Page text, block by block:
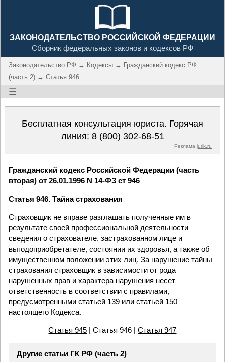
ЗАКОНОДАТЕЛЬСТВО РОССИЙСКОЙ ФЕДЕРАЦИИ
Сборник федеральных законов и кодексов РФ
Законодательство РФ → Кодексы → Гражданский кодекс РФ
(часть 2) → Статья 946
☰
Бесплатная консультация юриста. Горячая
линия: 8 (800) 302-68-51
Реклама jurik.ru
Гражданский кодекс Российской Федерации (часть
вторая) от 26.01.1996 N 14-ФЗ ст 946
Статья 946. Тайна страхования
Страховщик не вправе разглашать полученные им в
результате своей профессиональной деятельности
сведения о страхователе, застрахованном лице и
выгодоприобретателе, состоянии их здоровья, а также об
имущественном положении этих лиц. За нарушение тайны
страхования страховщик в зависимости от рода
нарушенных прав и характера нарушения несет
ответственность в соответствии с правилами,
предусмотренными статьей 139 или статьей 150
настоящего Кодекса.
Статья 945 | Статья 946 |Статья 947
Другие статьи ГК РФ (часть 2)